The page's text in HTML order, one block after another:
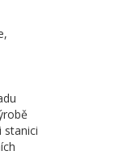
stanici